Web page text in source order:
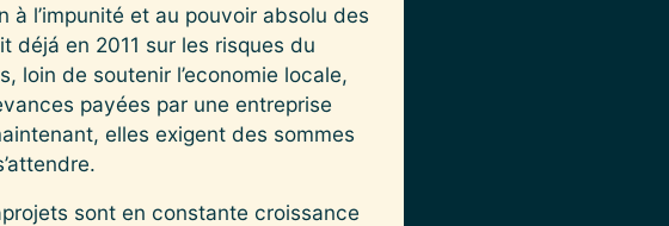
l’impunité et au pouvoir absolu des
déjá en 2011 sur les risques du
loin de soutenir l’economie locale,
payées par une entreprise
elles exigent des sommes
sont en constante croissance